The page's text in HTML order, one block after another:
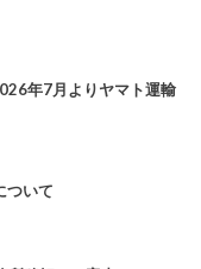
年7月よりヤマト運輸
ついて